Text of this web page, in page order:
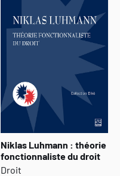
Niklas Luhmann : théorie
fonctionnaliste du droit
Droit